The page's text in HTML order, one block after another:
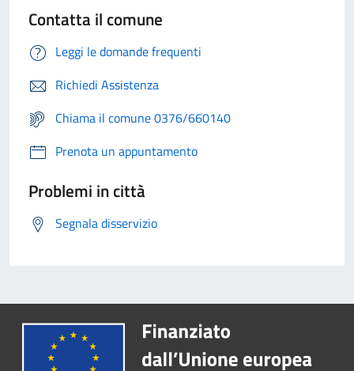
Contatta il comune
Leggi le domande frequenti
Richiedi Assistenza
Chiama il comune 0376/660140
Prenota un appuntamento
Problemi in città
Segnala disservizio